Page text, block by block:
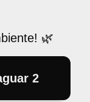
🌿
2